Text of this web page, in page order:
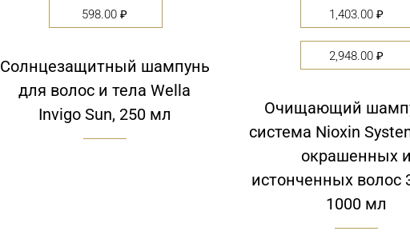
598.00₽
Солнцезащитный шампунь
для волос и тела Wella
Invigo Sun, 250 мл
1,403.00 ₽
2,948.00 ₽
Очищающий
система Nioxin
окрашенных
истонченных волос
1000 мл